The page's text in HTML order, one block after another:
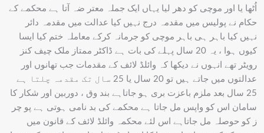
اُٹھا یا اور موچی کو دھر لیا یہاں ایک جملہ معتر ضہ آتا ہے محکمے کے
حکام نے پولیس میں مقدمہ درج نہیں کیا عدالت میں مقدمہ دائر
نہیں کیا باہر ہی باہر موچی کو جرمانہ کرکے معاملہ ختم کیا ایسا
کیوں ہوا ، یہ 20 سال پہلے کی بات ہے ڈاکٹر ممتاز ملک چیف کنز
رویٹر تھے انہوں نے دیکھا کہ وائلڈ لائف کے مقدمات جب تھانوں اور
عدالتوں میں جاتے ہیں تو 20 سال یا 25 سال تک مقدمہ چلتا ہے
25 سال بعد ملزم باعزت بری ہو جاتاہے بند وق ، دوربین اور شکار کا
سامان اس کو واپس مل جاتا ہے محکمے کی بد نامی ہوتی ہے پو چر
ز کو حوصلہ مل جاتاہے اس لئے محکمہ وائلڈ لائف کے قانون میں